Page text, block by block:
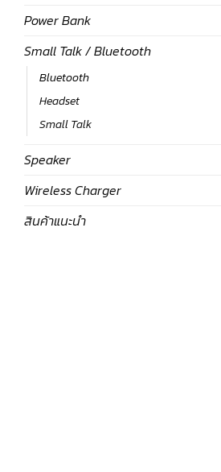
Power Bank
Small Talk / Bluetooth
Bluetooth
Headset
Small Talk
Speaker
Wireless Charger
สินค้าแนะนำ